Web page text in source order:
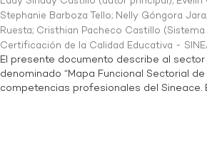
Stephanie Barboza Tello; Nelly Góngora Jara;
Ruesta; Cristhian Pacheco Castillo (
Certificación de la Calidad Educativa -
El presente documento describe al
denominado “Mapa Funcional Sectorial
competencias profesionales del Sineace.